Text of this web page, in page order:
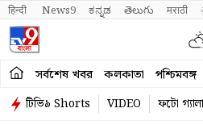
हिन्दी News9 ಕನ್ನಡ తెలుగు मराठी
সর্বশেষ খবর কলকাতা পশ্চিমবঙ্গ
টিভি৯ Shorts VIDEO ফটো